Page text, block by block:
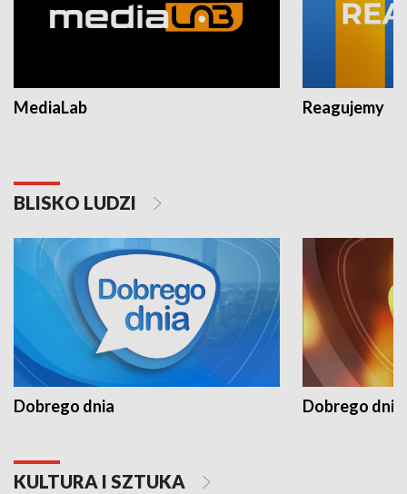
MediaLab Reagujemy
BLISKO LUDZI
Dobrego dnia Dobrego dnia
KULTURA I SZTUKA